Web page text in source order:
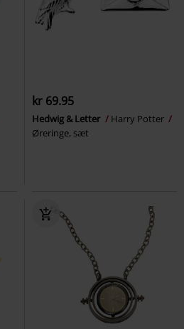
kr 69.95
Hedwig & Letter
Harry Potter
Øreringe, sæt